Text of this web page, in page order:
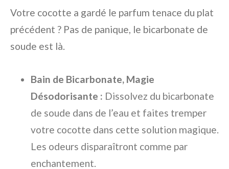
Votre cocotte a gardé le parfum tenace du plat
précédent ? Pas de panique, le bicarbonate de
soude est là.
Bain de Bicarbonate, Magie
Désodorisante : Dissolvez du bicarbonate
de soude dans de l’eau et faites tremper
votre cocotte dans cette solution magique.
Les odeurs disparaîtront comme par
enchantement.